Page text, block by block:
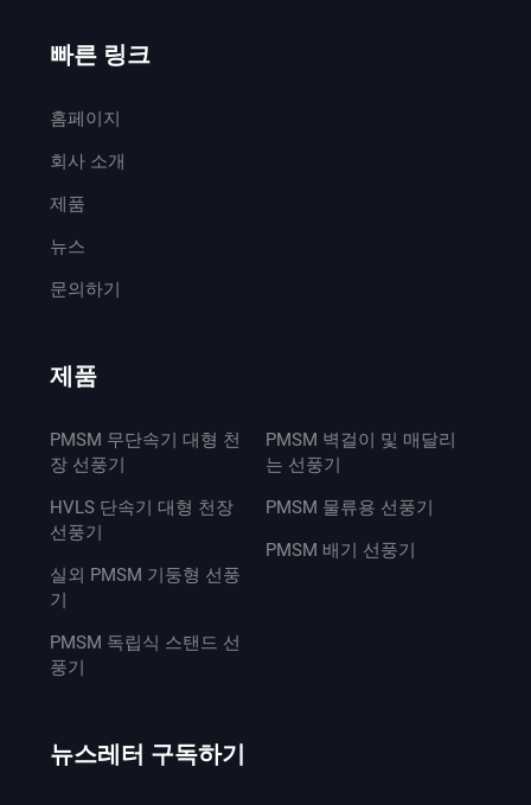
빠른 링크
홈페이지
회사 소개
제품
뉴스
문의하기
제품
PMSM 무단속기 대형 천
장 선풍기
HVLS 단속기 대형 천장
선풍기
실외 PMSM 기둥형 선풍
기
PMSM 독립식 스탠드 선
풍기
PMSM 벽걸이 및 매달리
는 선풍기
PMSM 물류용 선풍기
PMSM 배기 선풍기
뉴스레터 구독하기